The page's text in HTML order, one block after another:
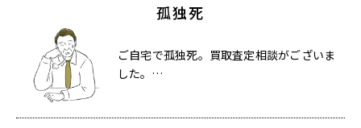
孤独死
ご自宅で孤独死。買取査定相談がございま
した。…